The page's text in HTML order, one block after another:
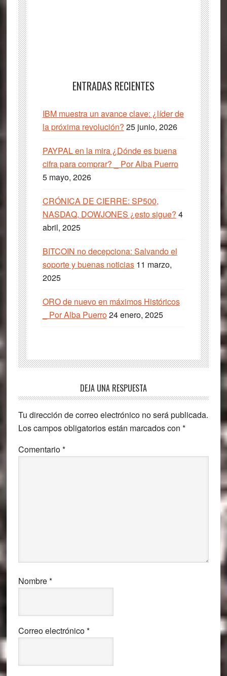
ENTRADAS RECIENTES
IBM muestra un avance clave: ¿líder de
la próxima revolución? 25 junio, 2026
PAYPAL en la mira ¿Dónde es buena
cifra para comprar? _ Por Alba Puerro
5 mayo, 2026
CRÓNICA DE CIERRE: SP500,
NASDAQ, DOWJONES ¿esto sigue? 4
abril, 2025
BITCOIN no decepciona: Salvando el
soporte y buenas noticias 11 marzo,
2025
ORO de nuevo en máximos Históricos
_ Por Alba Puerro24 enero, 2025
Interacciones
con
los
lectores
DEJA UNA RESPUESTA
Tu dirección de correo electrónico no será publicada.
Los campos obligatorios están marcados con *
Comentario*
Nombre*
Correo electrónico*